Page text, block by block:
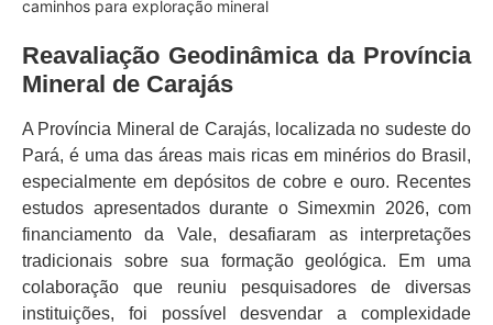
caminhos para exploração mineral
Reavaliação Geodinâmica da Província
Mineral de Carajás
A Província Mineral de Carajás, localizada no sudeste do
Pará, é uma das áreas mais ricas em minérios do Brasil,
especialmente em depósitos de cobre e ouro. Recentes
estudos apresentados durante o Simexmin 2026, com
financiamento da Vale, desafiaram as interpretações
tradicionais sobre sua formação geológica. Em uma
colaboração que reuniu pesquisadores de diversas
instituições, foi possível desvendar a complexidade